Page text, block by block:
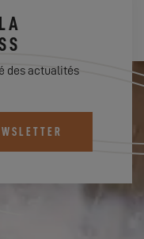
des actualités